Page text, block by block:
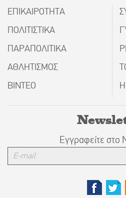
ΕΠΙΚΑΙΡΟΤΗΤΑ
ΠΟΛΙΤΙΣΤΙΚΑ
ΠΑΡΑΠΟΛΙΤΙΚΑ
ΑΘΛΗΤΙΣΜΟΣ
ΒΙΝΤΕΟ
Εγγραφείτε στο